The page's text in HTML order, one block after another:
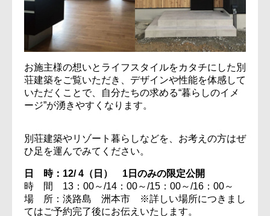
お施主様の想いとライフスタイルをカタチにした別
荘建築をご覧いただき、デザインや性能を体感して
いただくことで、自分たちの求める“暮らしのイメ
ージ”が湧きやすくなります。
別荘建築やリゾート暮らしなどを、お考えの方はぜ
ひ足を運んでみてください。
日 時：12/ 4（日） 1日のみの限定公開
時 間 13：00～/14：00～/15：00～/16：00～
場 所：淡路島 洲本市 ※詳しい場所につきまし
てはご予約完了後にお伝えいたします。